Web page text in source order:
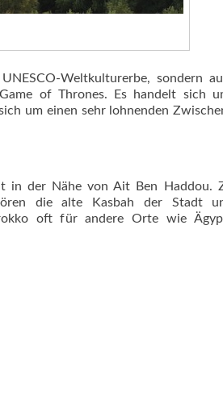
Weltkulturerbe, sondern
of Thrones. Es handelt sich
um einen sehr lohnenden
in der Nähe von Ait Ben Haddou.
die alte Kasbah der Stadt
oft für andere Orte wie